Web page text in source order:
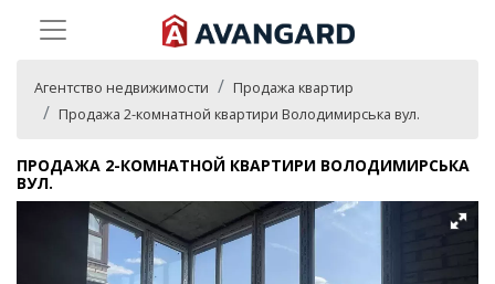
Агентство недвижимости
Продажа квартир
Продажа 2-комнатной квартири Володимирська вул.
ПРОДАЖА 2-КОМНАТНОЙ КВАРТИРИ ВОЛОДИМИРСЬКА
ВУЛ.